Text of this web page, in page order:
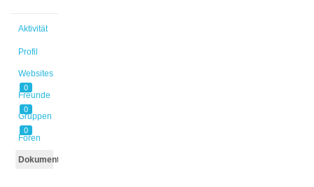
Aktivität
Profil
Websites
0
Freunde
0
Gruppen
0
Foren
Dokumente